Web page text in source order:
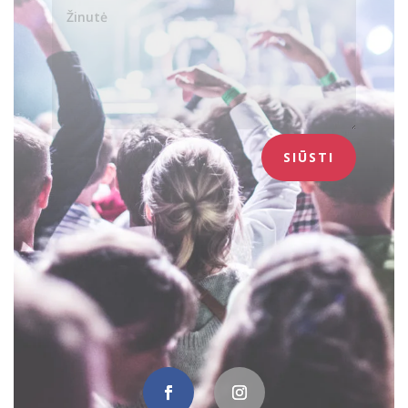
SIŪSTI